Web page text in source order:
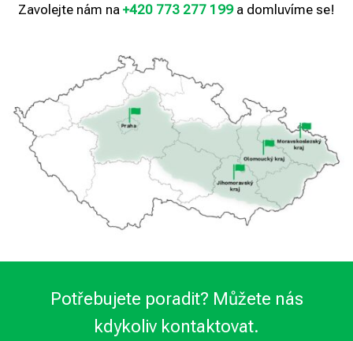
Zavolejte nám na +420 773 277 199a domluvíme se!
Potřebujete poradit? Můžete nás
kdykoliv kontaktovat.